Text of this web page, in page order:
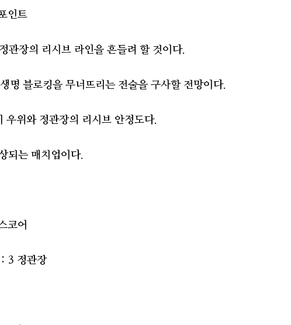
인트
관장의 리시브 라인을 흔들려 할 것이다.
명 블로킹을 무너뜨리는 전술을 구사할 전망이다.
우위와 정관장의 리시브 안정도다.
되는 매치업이다.
코어
3 정관장